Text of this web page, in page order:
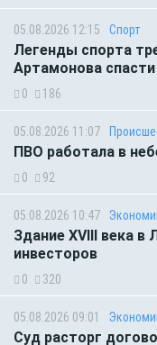
05.08.2026 12:15 Спорт
Легенды спорта
Артамонова
0 186
05.08.2026 11:07
ПВО работала в
0 92
05.08.2026 10:47
Здание XVIII века в
инвесторов
0 320
05.08.2026 09:01
Суд расторг